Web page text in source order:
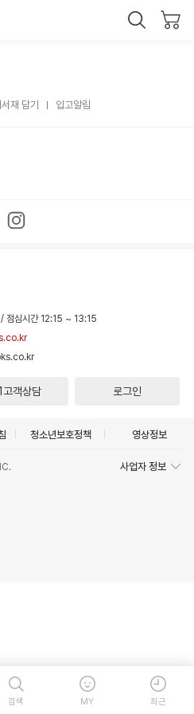
재 담기 입고알림
/ 점심시간 12:15 ~ 13:15
고객상담 로그인
청소년보호정책 영상정보
사업자 정보
검색 MY 최근